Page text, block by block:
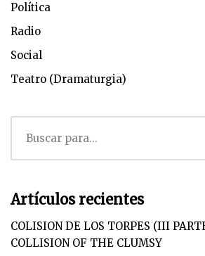
Política
Radio
Social
Teatro (Dramaturgia)
Artículos recientes
COLISION DE LOS TORPES (III
COLLISION OF THE CLUMSY